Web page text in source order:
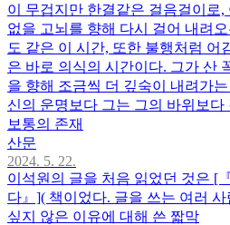
이 무겁지만 한결같은 걸음걸이로
없을 고뇌를 향해 다시 걸어 내려
도 같은 이 시간, 또한 불행처럼 어
은 바로 의식의 시간이다. 그가 산
을 향해 조금씩 더 깊숙이 내려가
신의 운명보다 그는 그의 바위보다
보통의 존재
산문
2024. 5. 22.
이석원의 글을 처음 읽었던 것은 [
다』]( 책이었다. 글을 쓰는 여러
싶지 않은 이유에 대해 쓴 짧막